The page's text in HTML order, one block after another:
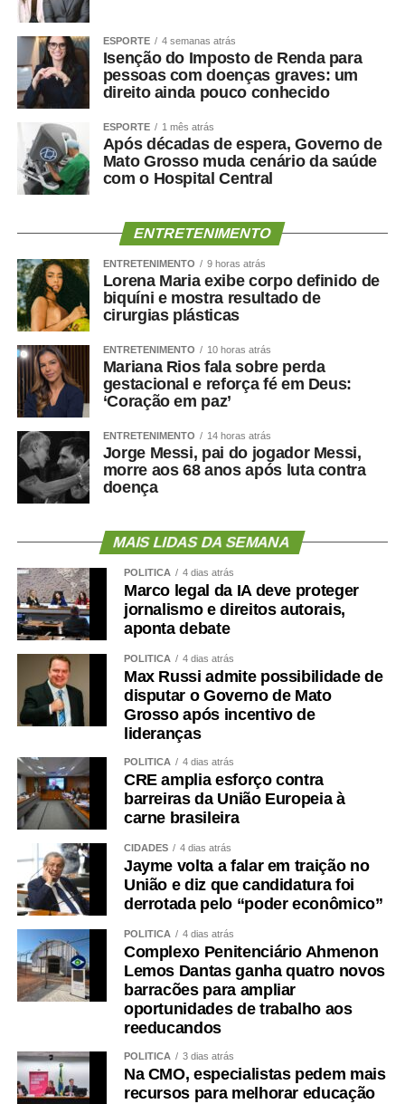
ESPORTE 4 semanas atrás
Isenção do Imposto de Renda para
pessoas com doenças graves: um
direito ainda pouco conhecido
ESPORTE 1 mês atrás
Após décadas de espera, Governo de
Mato Grosso muda cenário da saúde
com o Hospital Central
ENTRETENIMENTO
ENTRETENIMENTO 9 horas atrás
Lorena Maria exibe corpo definido de
biquíni e mostra resultado de
cirurgias plásticas
ENTRETENIMENTO 10 horas atrás
Mariana Rios fala sobre perda
gestacional e reforça fé em Deus:
‘Coração em paz’
ENTRETENIMENTO 14 horas atrás
Jorge Messi, pai do jogador Messi,
morre aos 68 anos após luta contra
doença
MAIS LIDAS DA SEMANA
POLÍTICA 4 dias atrás
Marco legal da IA deve proteger
jornalismo e direitos autorais,
aponta debate
POLÍTICA 4 dias atrás
Max Russi admite possibilidade de
disputar o Governo de Mato
Grosso após incentivo de
lideranças
POLÍTICA 4 dias atrás
CRE amplia esforço contra
barreiras da União Europeia à
carne brasileira
CIDADES 4 dias atrás
Jayme volta a falar em traição no
União e diz que candidatura foi
derrotada pelo “poder econômico”
POLÍTICA 4 dias atrás
Complexo Penitenciário Ahmenon
Lemos Dantas ganha quatro novos
barracões para ampliar
oportunidades de trabalho aos
reeducandos
POLÍTICA 3 dias atrás
Na CMO, especialistas pedem mais
recursos para melhorar educação